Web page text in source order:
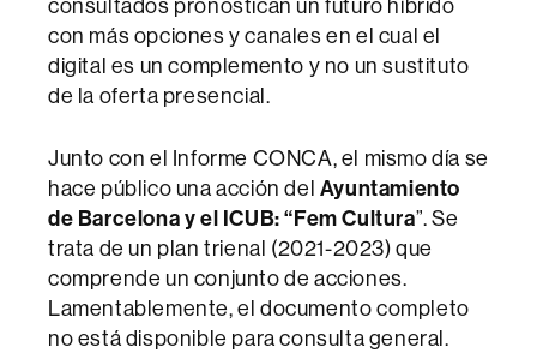
con más opciones y canales en el cual el
digital es un complemento y no un sustituto
de la oferta presencial.
Junto con el Informe CONCA, el mismo día se
hace público una acción del Ayuntamiento
de Barcelona y el ICUB: “Fem Cultura”. Se
trata de un plan trienal (2021-2023) que
comprende un conjunto de acciones.
Lamentablemente, el documento completo
no está disponible para consulta general.